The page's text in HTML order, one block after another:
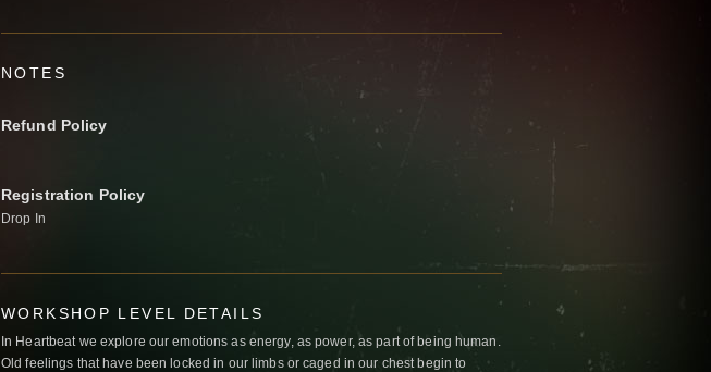
NOTES
Refund Policy
Registration Policy
Drop In
WORKSHOP LEVEL DETAILS
In Heartbeat we explore our emotions as energy, as power, as part of being human.
Old feelings that have been locked in our limbs or caged in our chest begin to